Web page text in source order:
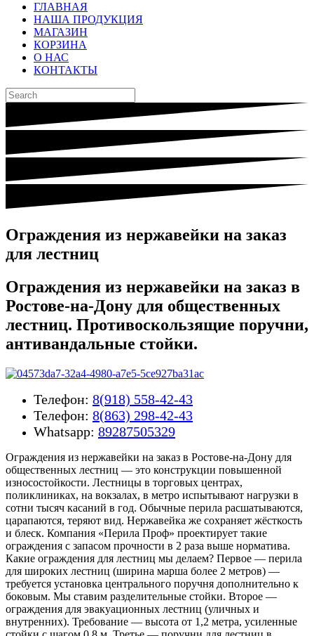
ГЛАВНАЯ
НАША ПРОДУКЦИЯ
МАГАЗИН
КОРЗИНА
О НАС
КОНТАКТЫ
Ограждения из нержавейки на заказ
для лестниц
Ограждения из нержавейки на заказ в
Ростове-на-Дону для общественных
лестниц. Противоскользящие поручни,
антивандальные стойки.
Телефон: 8(918) 558-42-43
Телефон: 8(863) 298-42-43
Whatsapp: 89287505329
Ограждения из нержавейки на заказ в Ростове-на-Дону для
общественных лестниц — это конструкции повышенной
износостойкости. Лестницы в торговых центрах,
поликлиниках, на вокзалах, в метро испытывают нагрузки в
сотни тысяч касаний в год. Обычные перила расшатываются,
царапаются, теряют вид. Нержавейка же сохраняет жёсткость
и блеск. Компания «Перила Проф» проектирует такие
ограждения с запасом прочности в 2 раза выше норматива.
Какие ограждения для лестниц мы делаем? Первое — перила
для широких лестниц (ширина марша более 2 метров) —
требуется установка центрального поручня дополнительно к
боковым. Мы ставим разделительные стойки. Второе —
ограждения для эвакуационных лестниц (уличных и
внутренних). Требование — высота от 1,2 метра, усиленные